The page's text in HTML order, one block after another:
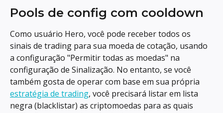
Pools de config com cooldown
Como usuário Hero, você pode receber todos os
sinais de trading para sua moeda de cotação, usando
a configuração "Permitir todas as moedas" na
configuração de Sinalização. No entanto, se você
também gosta de operar com base em sua própria
estratégia de trading, você precisará listar em lista
negra (blacklistar) as criptomoedas para as quais